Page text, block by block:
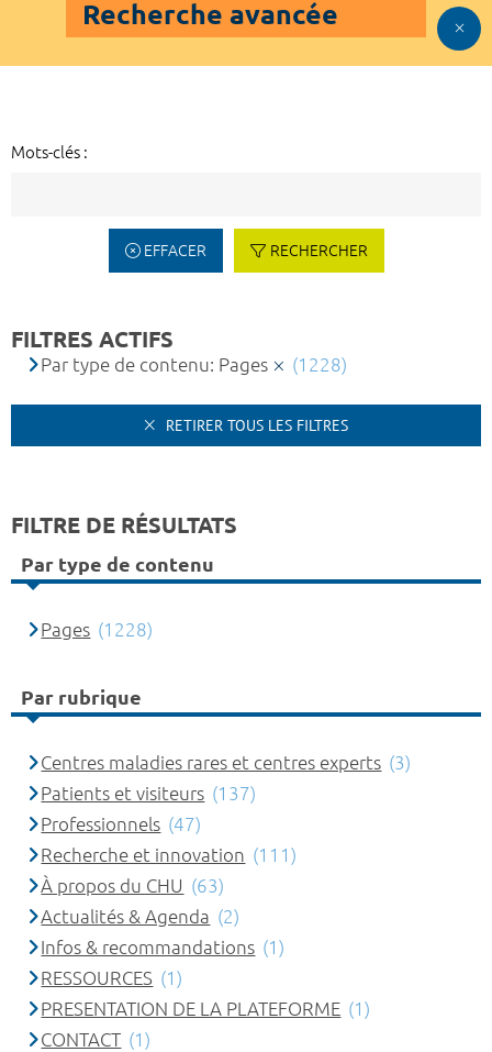
Recherche avancée
Mots-clés :
EFFACER RECHERCHER
FILTRES ACTIFS
Par type de contenu: Pages (1228)
RETIRER TOUS LES FILTRES
FILTRE DE RÉSULTATS
Par type de contenu
Pages (1228)
Par rubrique
Centres maladies rares et centres experts (3)
Patients et visiteurs (137)
Professionnels (47)
Recherche et innovation (111)
À propos du CHU (63)
Actualités & Agenda (2)
Infos & recommandations (1)
RESSOURCES (1)
PRESENTATION DE LA PLATEFORME (1)
CONTACT (1)